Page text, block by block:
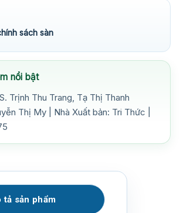
sách sàn
nổi bật
Trịnh Thu Trang, Tạ Thị Thanh
Thị My | Nhà Xuất bản: Tri Thức |
tả sản phẩm